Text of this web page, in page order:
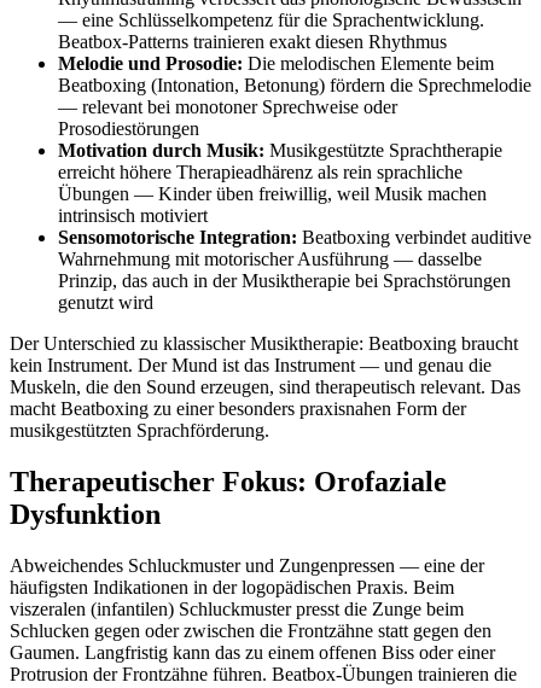
— eine Schlüsselkompetenz für die Sprachentwicklung.
Beatbox-Patterns trainieren exakt diesen Rhythmus
Melodie und Prosodie: Die melodischen Elemente beim
Beatboxing (Intonation, Betonung) fördern die Sprechmelodie
— relevant bei monotoner Sprechweise oder
Prosodiestörungen
Motivation durch Musik: Musikgestützte Sprachtherapie
erreicht höhere Therapieadhärenz als rein sprachliche
Übungen — Kinder üben freiwillig, weil Musik machen
intrinsisch motiviert
Sensomotorische Integration: Beatboxing verbindet auditive
Wahrnehmung mit motorischer Ausführung — dasselbe
Prinzip, das auch in der Musiktherapie bei Sprachstörungen
genutzt wird
Der Unterschied zu klassischer Musiktherapie: Beatboxing braucht
kein Instrument. Der Mund ist das Instrument — und genau die
Muskeln, die den Sound erzeugen, sind therapeutisch relevant. Das
macht Beatboxing zu einer besonders praxisnahen Form der
musikgestützten Sprachförderung.
Therapeutischer Fokus: Orofaziale
Dysfunktion
Abweichendes Schluckmuster und Zungenpressen — eine der
häufigsten Indikationen in der logopädischen Praxis. Beim
viszeralen (infantilen) Schluckmuster presst die Zunge beim
Schlucken gegen oder zwischen die Frontzähne statt gegen den
Gaumen. Langfristig kann das zu einem offenen Biss oder einer
Protrusion der Frontzähne führen. Beatbox-Übungen trainieren die